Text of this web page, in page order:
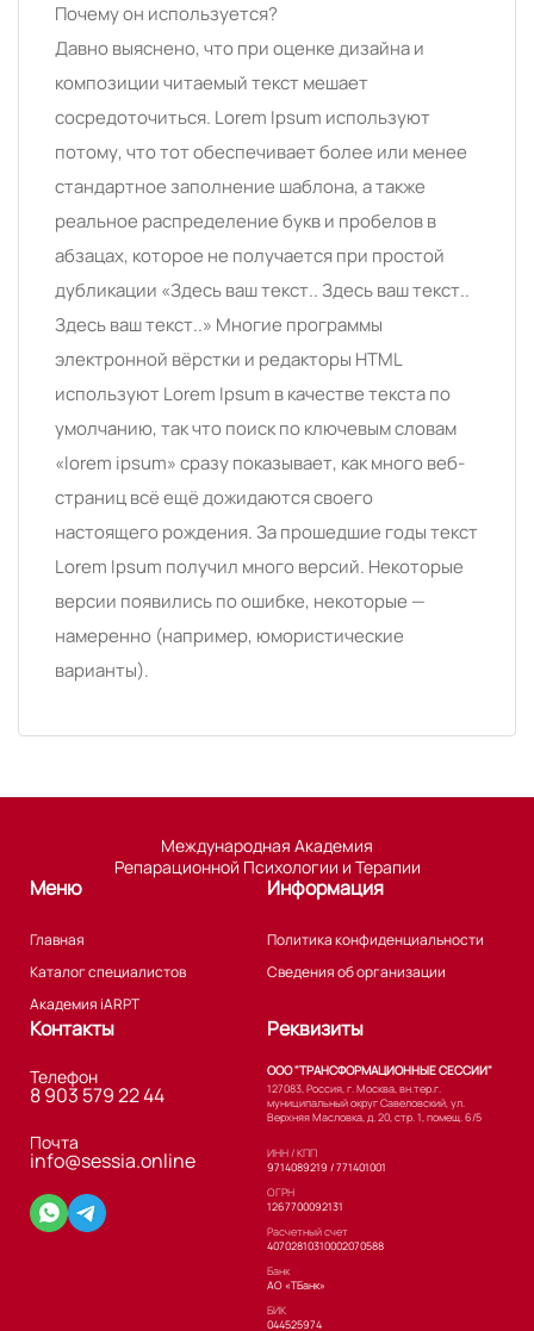
Почему он используется?
Давно выяснено, что при оценке дизайна и
композиции читаемый текст мешает
сосредоточиться. Lorem Ipsum используют
потому, что тот обеспечивает более или менее
стандартное заполнение шаблона, а также
реальное распределение букв и пробелов в
абзацах, которое не получается при простой
дубликации «Здесь ваш текст.. Здесь ваш текст..
Здесь ваш текст..» Многие программы
электронной вёрстки и редакторы HTML
используют Lorem Ipsum в качестве текста по
умолчанию, так что поиск по ключевым словам
«lorem ipsum» сразу показывает, как много веб-
страниц всё ещё дожидаются своего
настоящего рождения. За прошедшие годы текст
Lorem Ipsum получил много версий. Некоторые
версии появились по ошибке, некоторые —
намеренно (например, юмористические
варианты).
Международная Академия
Репарационной Психологии и Терапии
Меню
Главная
Каталог специалистов
Академия iARPT
Информация
Политика конфиденциальности
Сведения об организации
Контакты
Телефон
8 903 579 22 44
Почта
info@sessia.online
Реквизиты
ООО "ТРАНСФОРМАЦИОННЫЕ СЕССИИ"
127083, Россия, г. Москва, вн.тер.г.
муниципальный округ Савеловский, ул.
Верхняя Масловка, д. 20, стр. 1, помещ. 6/5
ИНН / КПП
9714089219 / 771401001
ОГРН
1267700092131
Расчетный счет
40702810310002070588
Банк
АО «ТБанк»
БИК
044525974